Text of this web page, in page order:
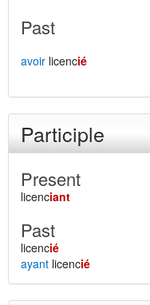
Past
avoir licencié
Participle
Present
licenciant
Past
licencié
ayant licencié